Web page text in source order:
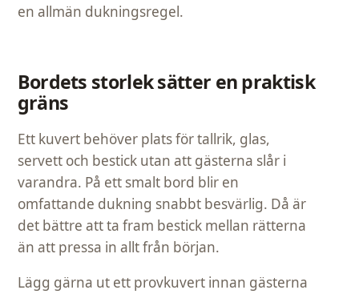
en allmän dukningsregel.
Bordets storlek sätter en praktisk
gräns
Ett kuvert behöver plats för tallrik, glas,
servett och bestick utan att gästerna slår i
varandra. På ett smalt bord blir en
omfattande dukning snabbt besvärlig. Då är
det bättre att ta fram bestick mellan rätterna
än att pressa in allt från början.
Lägg gärna ut ett provkuvert innan gästerna